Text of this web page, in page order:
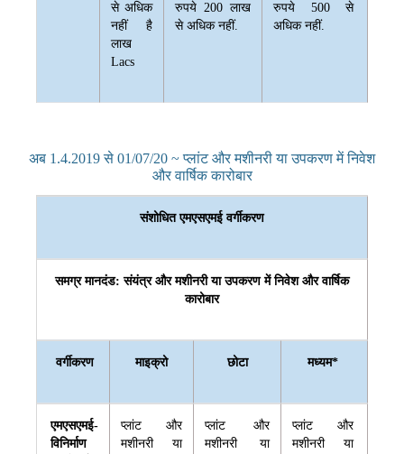
से अधिक
नहीं है
लाख
Lacs
रुपये 200 लाख
से अधिक नहीं.
रुपये 500 से
अधिक नहीं.
अब 1.4.2019 से 01/07/20 ~ प्लांट और मशीनरी या उपकरण में निवेश
और वार्षिक कारोबार
संशोधित एमएसएमई वर्गीकरण
समग्र मानदंड: संयंत्र और मशीनरी या उपकरण में निवेश और वार्षिक
कारोबार
वर्गीकरण माइक्रो छोटा मध्यम*
एमएसएमई-
विनिर्माण
प्लांट और
मशीनरी या
प्लांट और
मशीनरी या
प्लांट और
मशीनरी या